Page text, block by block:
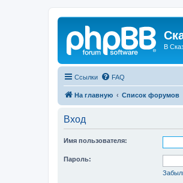
В
Ссылки FAQ
На главную Список форумов
Вход
Имя пользователя:
Пароль: